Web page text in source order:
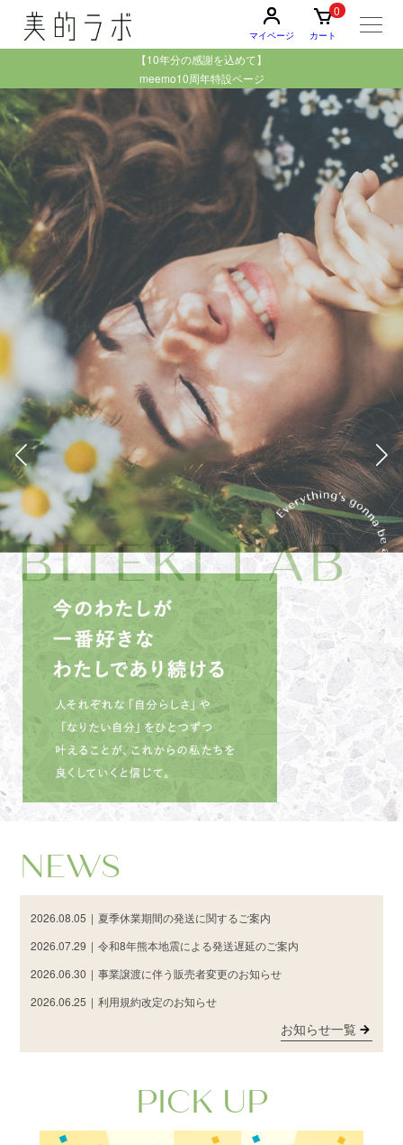
マイページ カート
0
【10年分の感謝を込めて】
meemo10周年特設ページ
NEWS
2026.08.05 | 夏季休業期間の発送に関するご案内
2026.07.29 | 令和8年熊本地震による発送遅延のご案内
2026.06.30 | 事業譲渡に伴う販売者変更のお知らせ
2026.06.25 | 利用規約改定のお知らせ
お知らせ一覧
PICK UP